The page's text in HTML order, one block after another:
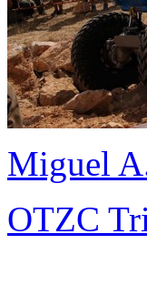
Miguel
OTZC